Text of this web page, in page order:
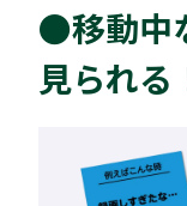
●移動中
見られる